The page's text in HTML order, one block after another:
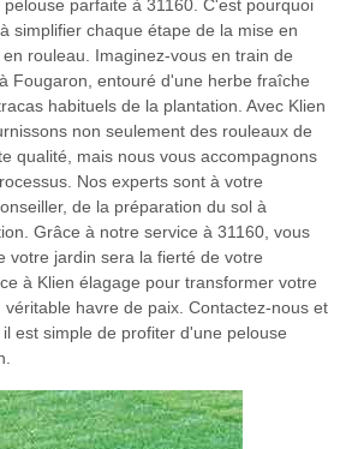
parfaite à 31160. C'est pourquoi
simplifier chaque étape de la mise en
rouleau. Imaginez-vous en train de
Fougaron, entouré d'une herbe fraîche
habituels de la plantation. Avec Klien
non seulement des rouleaux de
qualité, mais nous vous accompagnons
Nos experts sont à votre
de la préparation du sol à
Grâce à notre service à 31160, vous
votre jardin sera la fierté de votre
à Klien élagage pour transformer votre
havre de paix. Contactez-nous et
est simple de profiter d'une pelouse